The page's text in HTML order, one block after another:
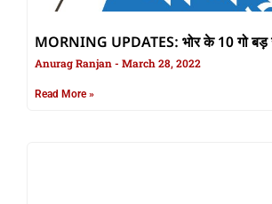
MORNING UPDATES: भोर के 10 गो
Anurag Ranjan March 28, 2022
Read More »